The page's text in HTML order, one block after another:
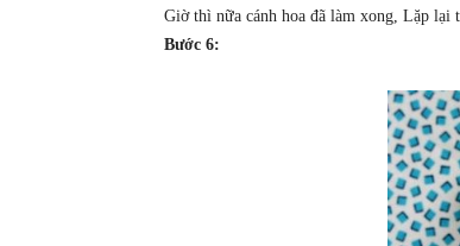
Giờ thì nữa cánh hoa đã làm xong, Lặp lại
Bước 6: